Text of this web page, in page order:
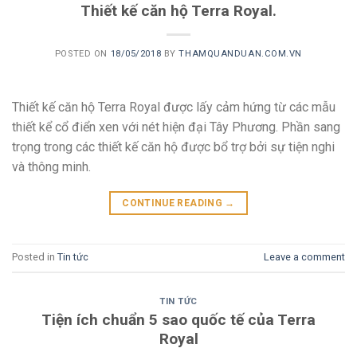
Thiết kế căn hộ Terra Royal.
POSTED ON 18/05/2018 BYTHAMQUANDUAN.COM.VN
Thiết kế căn hộ Terra Royal được lấy cảm hứng từ các mẫu
thiết kể cổ điển xen với nét hiện đại Tây Phương. Phần sang
trọng trong các thiết kế căn hộ được bổ trợ bởi sự tiện nghi
và thông minh.
CONTINUE READING →
Posted in Tin tức Leave a comment
TIN TỨC
Tiện ích chuẩn 5 sao quốc tế của Terra
Royal